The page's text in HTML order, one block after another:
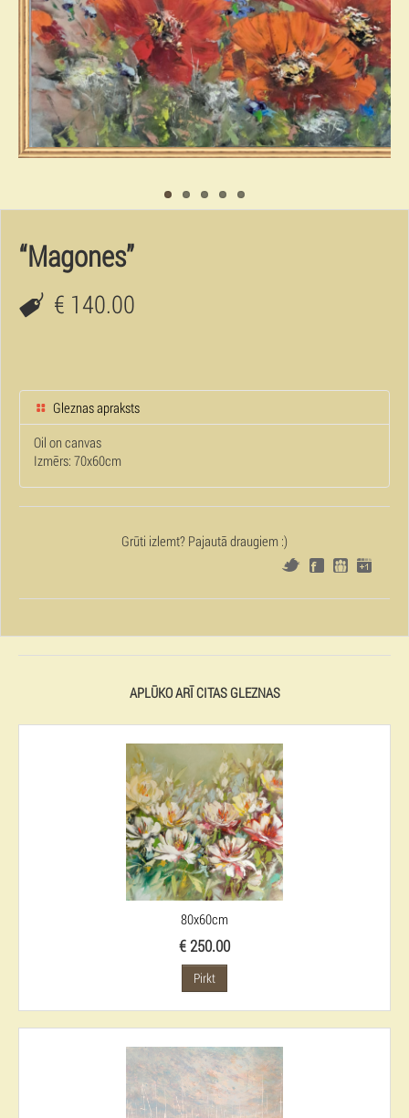
“Magones”
€ 140.00
Gleznas apraksts
Oil on canvas
Izmērs: 70x60cm
Grūti izlemt? Pajautā draugiem :)
APLŪKO ARĪ CITAS GLEZNAS
80x60cm
€ 250.00
Pirkt